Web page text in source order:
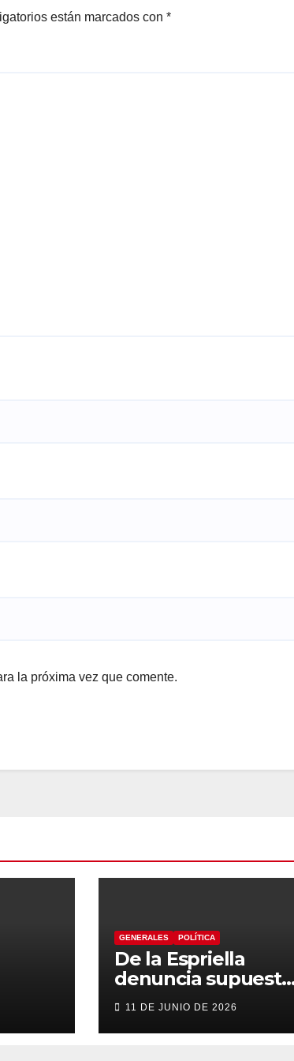
están marcados con *
la próxima vez que comente.
GENERALES POLÍTICA
De la Espriella
denuncia supuesto
“autoatentado
legislativo” tras
decisión de
11 DE JUNIO DE 2026